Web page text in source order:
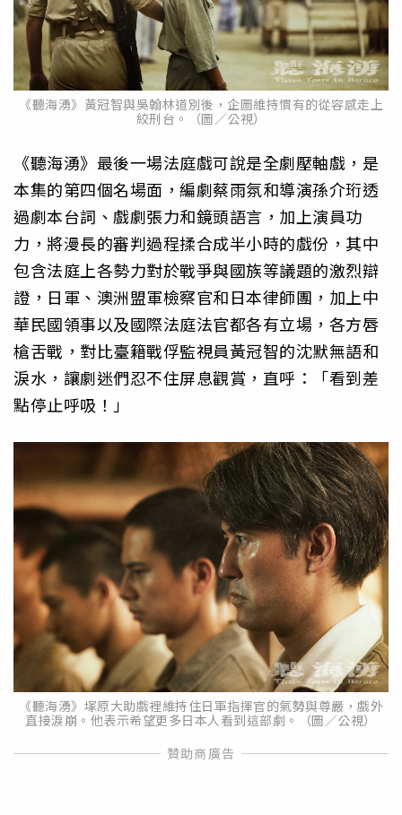
《聽海湧》黃冠智與吳翰林道別後，企圖維持慣有的從容感走上
絞刑台。（圖／公視）
《聽海湧》最後一場法庭戲可說是全劇壓軸戲，是
本集的第四個名場面，編劇蔡雨氛和導演孫介珩透
過劇本台詞、戲劇張力和鏡頭語言，加上演員功
力，將漫長的審判過程揉合成半小時的戲份，其中
包含法庭上各勢力對於戰爭與國族等議題的激烈辯
證，日軍、澳洲盟軍檢察官和日本律師團，加上中
華民國領事以及國際法庭法官都各有立場，各方唇
槍舌戰，對比臺籍戰俘監視員黃冠智的沈默無語和
淚水，讓劇迷們忍不住屏息觀賞，直呼：「看到差
點停止呼吸！」
《聽海湧》塚原大助戲裡維持住日軍指揮官的氣勢與尊嚴，戲外
直接淚崩。他表示希望更多日本人看到這部劇。（圖／公視）